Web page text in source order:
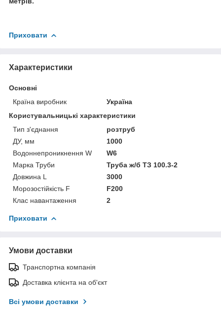
Приховати
Характеристики
Основні
Країна виробник
Україна
Користувальницькі характеристики
Тип з'єднання
розтруб
ДУ, мм
1000
Водоннепроникнення W
W6
Марка Труби
Труба ж/б ТЗ 100.3-2
Довжина L
3000
Морозостійкість F
F200
Клас навантаження
2
Приховати
Умови доставки
Транспортна компанія
Доставка клієнта на об'єкт
Всі умови доставки